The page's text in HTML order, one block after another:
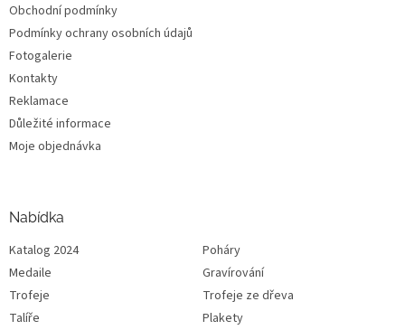
Obchodní podmínky
Podmínky ochrany osobních údajů
Fotogalerie
Kontakty
Reklamace
Důležité informace
Moje objednávka
Nabídka
Katalog 2024
Poháry
Medaile
Gravírování
Trofeje
Trofeje ze dřeva
Talíře
Plakety